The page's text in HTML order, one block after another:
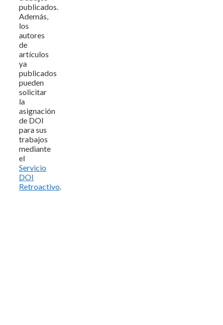
publicados.
Además,
los
autores
de
artículos
ya
publicados
pueden
solicitar
la
asignación
de DOI
para sus
trabajos
mediante
el
Servicio
DOI
Retroactivo